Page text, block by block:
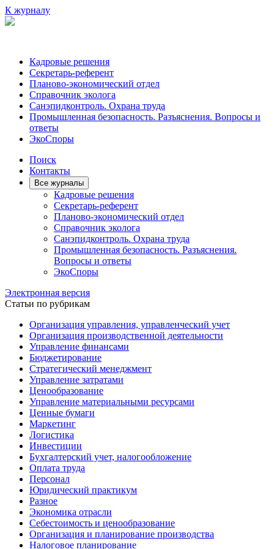
К журналу
Кадровые решения
Секретарь-референт
Планово-экономический отдел
Справочник эколога
Санэпидконтроль. Охрана труда
Промышленная безопасность. Разъяснения. Вопросы и
ответы
ЭкоСпоры
Поиск
Контакты
Все журналы
Кадровые решения
Секретарь-референт
Планово-экономический отдел
Справочник эколога
Санэпидконтроль. Охрана труда
Промышленная безопасность. Разъяснения.
Вопросы и ответы
ЭкоСпоры
Электронная версия
Статьи по рубрикам
Организация управления, управленческий учет
Организация производственной деятельности
Управление финансами
Бюджетирование
Стратегический менеджмент
Управление затратами
Ценообразование
Управление материальными ресурсами
Ценные бумаги
Маркетинг
Логистика
Инвестиции
Бухгалтерский учет, налогообложение
Оплата труда
Персонал
Юридический практикум
Разное
Экономика отрасли
Себестоимость и ценообразование
Организация и планирование производства
Налоговое планирование